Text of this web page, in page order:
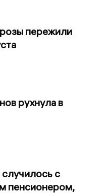
пережили
рухнула в
с
пенсионером,